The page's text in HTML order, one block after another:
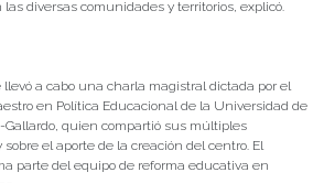
diversas comunidades y territorios, explicó.
a cabo una charla magistral dictada por el
en Política Educacional de la Universidad de
Gallardo, quien compartió sus múltiples
el aporte de la creación del centro. El
parte del equipo de reforma educativa en